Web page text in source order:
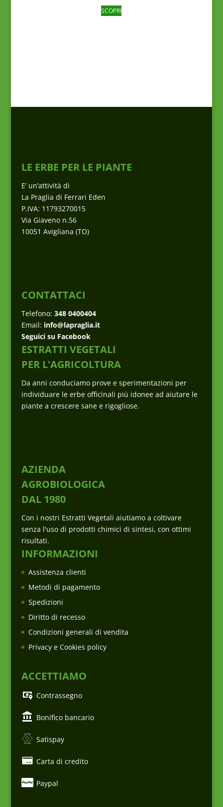
SCOPRI
LE ERBE PER LE PIANTE
E’ un’attività di
La Praglia di Ferrari Eden
P.IVA: 11793270015
Via Giaveno n.56
10051 Avigliana (TO)
CONTATTACI
Telefono: 348 0400404
Email: info@lapraglia.it
Seguici su Facebook
ESTRATTI VEGETALI
PER L'AGRICOLTURA
Da anni conduciamo prove e sperimentazioni per
individuare le erbe officinali più idonee ad aiutare le
piante a crescere sane e rigogliose.
AZIENDA
AGROBIOLOGICA
DAL 1980
Con i nostri Estratti Vegetali aiutiamo a coltivare
senza l'uso di prodotti chimici di sintesi, con ottimi
risultati.
INFORMAZIONI
Assistenza clienti
Metodi di pagamento
Spedizioni
Diritto di recesso
Condizioni generali di vendita
Privacy e Cookies policy
ACCETTIAMO
Contrassegno
Bonifico bancario
Satispay
Carta di credito
Paypal